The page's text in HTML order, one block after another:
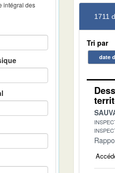
intégral des
1711
Tri par
date